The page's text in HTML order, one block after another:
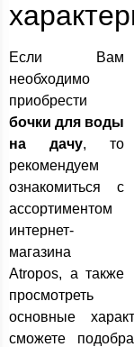
Если Вам
необходимо
приобрести
бочки для воды
на дачу, то
рекомендуем
ознакомиться с
ассортиментом
интернет-
магазина
Atropos, а также
просмотреть
основные
сможете